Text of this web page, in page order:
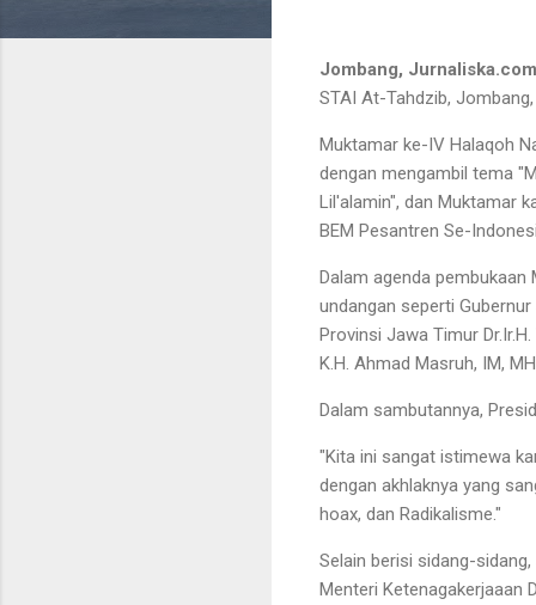
Jombang,
STAI At-Tahdzib,
Muktamar ke-IV Halaqoh
dengan mengambil tema
Lil'alamin", dan Muktamar
BEM Pesantren Se-
Dalam agenda
undangan seperti
Provinsi Jawa Timur
K.H. Ahmad Masruh, IM, MH.
Dalam sambutannya,
"Kita ini sangat istimewa
dengan akhlaknya yang
hoax, dan Radikalisme."
Selain berisi sidang-
Menteri Ketenagakerjaaan